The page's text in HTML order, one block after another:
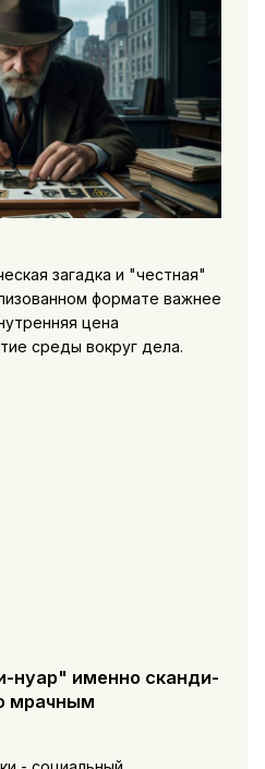
загадка и "честная"
формате важнее
цена
среды вокруг дела.
нуар" именно сканди-
мрачным